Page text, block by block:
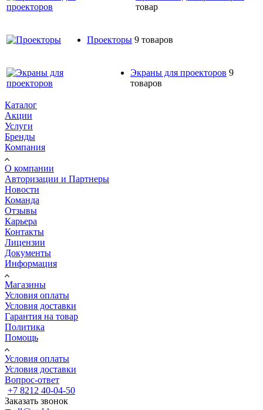
товар
Проекторы 9 товаров
Экраны для проекторов 9
товаров
Каталог
Акции
Услуги
Бренды
Компания
О компании
Авторизации и Партнеры
Новости
Команда
Отзывы
Карьера
Контакты
Лицензии
Документы
Информация
Магазины
Условия оплаты
Условия доставки
Гарантия на товар
Политика
Помощь
Условия оплаты
Условия доставки
Вопрос-ответ
+7 8212 40-04-50
Заказать звонок